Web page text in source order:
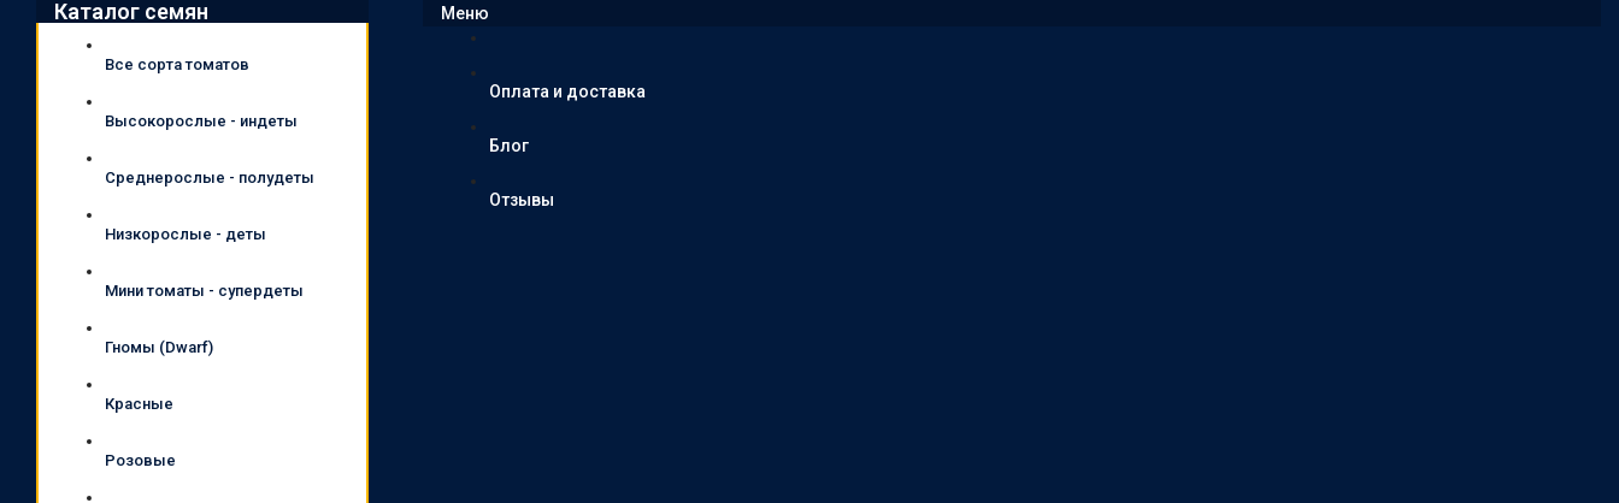
Каталог семян
Все сорта томатов
Высокорослые - индеты
Среднерослые - полудеты
Низкорослые - деты
Мини томаты - супердеты
Гномы (Dwarf)
Красные
Розовые
Меню
Оплата и доставка
Блог
Отзывы